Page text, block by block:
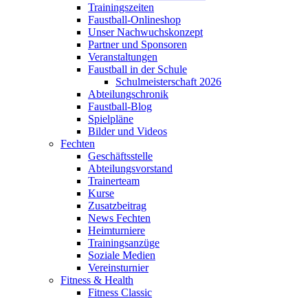
Trainingszeiten
Faustball-Onlineshop
Unser Nachwuchskonzept
Partner und Sponsoren
Veranstaltungen
Faustball in der Schule
Schulmeisterschaft 2026
Abteilungschronik
Faustball-Blog
Spielpläne
Bilder und Videos
Fechten
Geschäftsstelle
Abteilungsvorstand
Trainerteam
Kurse
Zusatzbeitrag
News Fechten
Heimturniere
Trainingsanzüge
Soziale Medien
Vereinsturnier
Fitness & Health
Fitness Classic